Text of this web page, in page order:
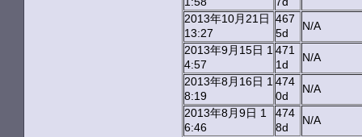
2013年10月21日
13:27
467
5d
N/A
2013年9月15日 1
4:57
471
1d
N/A
2013年8月16日 1
8:19
474
0d
N/A
2013年8月9日 1
6:46
474
8d
N/A